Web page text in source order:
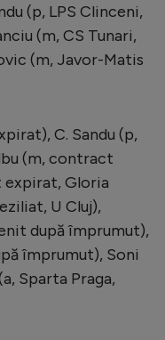
(p, LPS Clinceni,
(m, CS Tunari,
(m, Javor-Matis
C. Sandu (p,
(m, contract
Gloria
U Cluj),
după împrumut),
împrumut), Soni
Sparta Praga,